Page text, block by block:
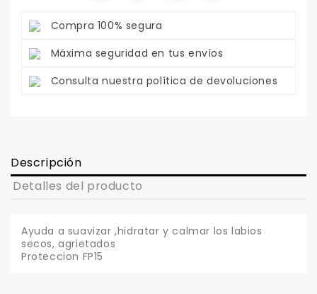
Compra 100% segura
Máxima seguridad en tus envíos
Consulta nuestra política de devoluciones
Descripción
Detalles del producto
Ayuda a suavizar ,hidratar y calmar los labios
secos, agrietados
Proteccion FP15